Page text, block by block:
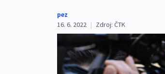
pez
16. 6. 2022 | Zdroj: ČTK